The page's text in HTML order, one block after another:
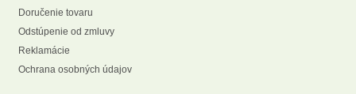
Doručenie tovaru
Odstúpenie od zmluvy
Reklamácie
Ochrana osobných údajov